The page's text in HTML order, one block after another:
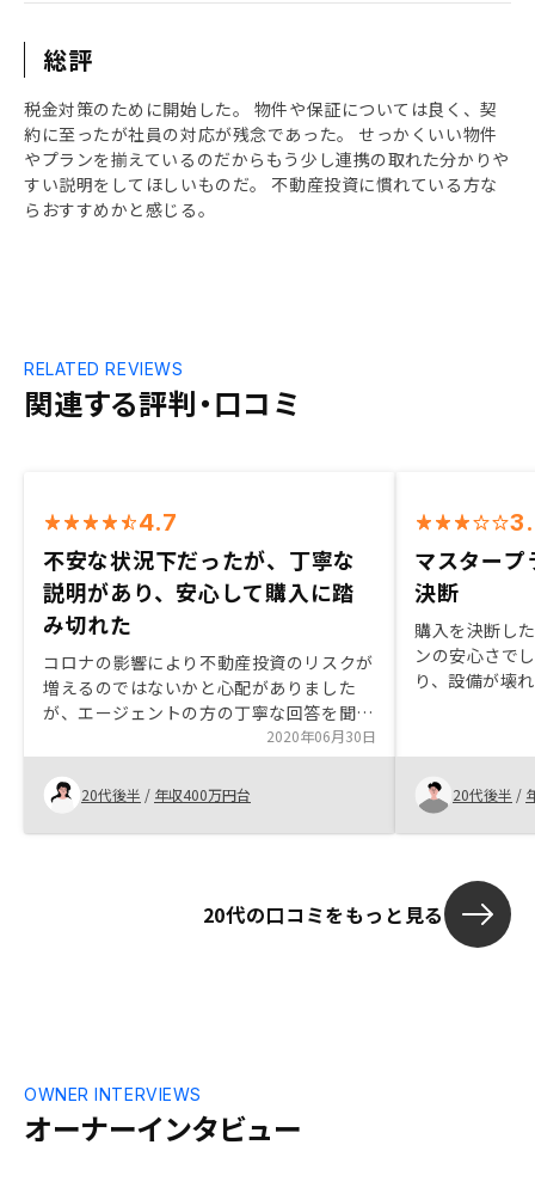
総評
税金対策のために開始した。 物件や保証については良く、契
約に至ったが社員の対応が残念であった。 せっかくいい物件
やプランを揃えているのだからもう少し連携の取れた分かりや
すい説明をしてほしいものだ。 不動産投資に慣れている方な
らおすすめかと感じる。
関連する評判・口コミ
RELATED REVIEWS
4.7
不安な状況下だったが、丁寧な
説明があり、安心して購入に踏
み切れた
コロナの影響により不動産投資のリスクが
増えるのではないかと心配がありました
が、エージェントの方の丁寧な回答を聞い
て安心して購入することができました。物
件の資料を渡す際に、ハザードマップや路
線価図に物件の場所を示すようにして頂く
と分かりやすいです。
2020年06月30日
20代後半 / 年収400万円台
マスタープ
決断
購入を決断し
ンの安心さで
り、設備が壊
決めました。
ましたが、耐
壊しないとい
し、購入に至
せてほしいと
ので、安心し
た後、物件選
20代後半 /
20代の口コミをもっと見る
オーナーインタビュー
OWNER INTERVIEWS